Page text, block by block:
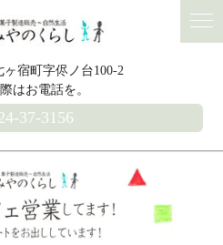
宿町字侭ノ台100-2
はお電話を。
37-3156